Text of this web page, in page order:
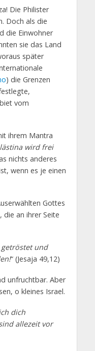
Die Philister
Doch als die
die Einwohner
sie das Land
später
) die Grenzen
vom
ihrem Mantra
wird frei
nichts anderes
wenn es je einen
Gottes
die an ihrer Seite
getröstet und
“ (Jesaja 49,12)
unfruchtbar. Aber
o kleines Israel.
dich
allezeit vor